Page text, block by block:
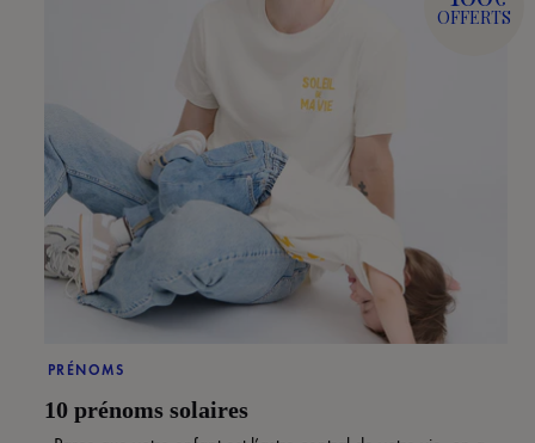
PRÉNOMS
10 prénoms solaires
OFFERTS